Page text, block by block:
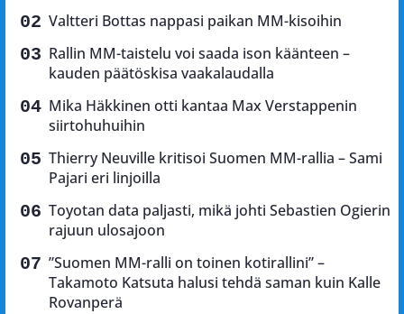
Valtteri Bottas nappasi paikan MM-kisoihin
Rallin MM-taistelu voi saada ison käänteen –
kauden päätöskisa vaakalaudalla
Mika Häkkinen otti kantaa Max Verstappenin
siirtohuhuihin
Thierry Neuville kritisoi Suomen MM-rallia – Sami
Pajari eri linjoilla
Toyotan data paljasti, mikä johti Sebastien Ogierin
rajuun ulosajoon
”Suomen MM-ralli on toinen kotirallini” –
Takamoto Katsuta halusi tehdä saman kuin Kalle
Rovanperä